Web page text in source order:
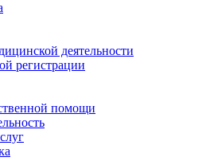
деятельности
регистрации
помощи